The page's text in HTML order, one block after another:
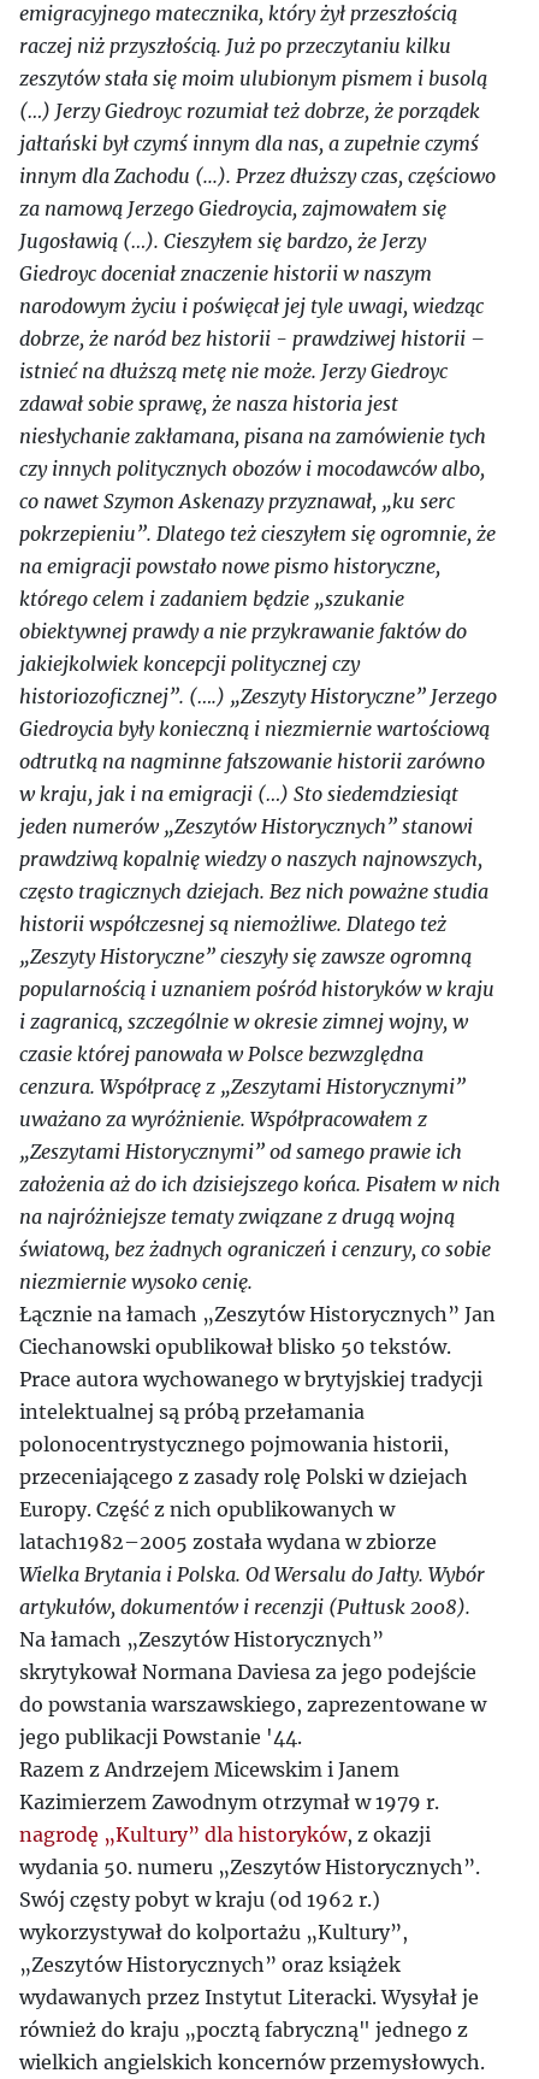
emigracyjnego matecznika, który żył przeszłością
raczej niż przyszłością. Już po przeczytaniu kilku
zeszytów stała się moim ulubionym pismem i busolą
(…) Jerzy Giedroyc rozumiał też dobrze, że porządek
jałtański był czymś innym dla nas, a zupełnie czymś
innym dla Zachodu (...). Przez dłuższy czas, częściowo
za namową Jerzego Giedroycia, zajmowałem się
Jugosławią (…). Cieszyłem się bardzo, że Jerzy
Giedroyc doceniał znaczenie historii w naszym
narodowym życiu i poświęcał jej tyle uwagi, wiedząc
dobrze, że naród bez historii - prawdziwej historii –
istnieć na dłuższą metę nie może. Jerzy Giedroyc
zdawał sobie sprawę, że nasza historia jest
niesłychanie zakłamana, pisana na zamówienie tych
czy innych politycznych obozów i mocodawców albo,
co nawet Szymon Askenazy przyznawał, „ku serc
pokrzepieniu”. Dlatego też cieszyłem się ogromnie, że
na emigracji powstało nowe pismo historyczne,
którego celem i zadaniem będzie „szukanie
obiektywnej prawdy a nie przykrawanie faktów do
jakiejkolwiek koncepcji politycznej czy
historiozoficznej”. (….) „Zeszyty Historyczne” Jerzego
Giedroycia były konieczną i niezmiernie wartościową
odtrutką na nagminne fałszowanie historii zarówno
w kraju, jak i na emigracji (…) Sto siedemdziesiąt
jeden numerów „Zeszytów Historycznych” stanowi
prawdziwą kopalnię wiedzy o naszych najnowszych,
często tragicznych dziejach. Bez nich poważne studia
historii współczesnej są niemożliwe. Dlatego też
„Zeszyty Historyczne” cieszyły się zawsze ogromną
popularnością i uznaniem pośród historyków w kraju
i zagranicą, szczególnie w okresie zimnej wojny, w
czasie której panowała w Polsce bezwzględna
cenzura. Współpracę z „Zeszytami Historycznymi”
uważano za wyróżnienie. Współpracowałem z
„Zeszytami Historycznymi” od samego prawie ich
założenia aż do ich dzisiejszego końca. Pisałem w nich
na najróżniejsze tematy związane z drugą wojną
światową, bez żadnych ograniczeń i cenzury, co sobie
niezmiernie wysoko cenię.
Łącznie na łamach „Zeszytów Historycznych” Jan
Ciechanowski opublikował blisko 50 tekstów.
Prace autora wychowanego w brytyjskiej tradycji
intelektualnej są próbą przełamania
polonocentrystycznego pojmowania historii,
przeceniającego z zasady rolę Polski w dziejach
Europy. Część z nich opublikowanych w
latach1982–2005 została wydana w zbiorze
Wielka Brytania i Polska. Od Wersalu do Jałty. Wybór
artykułów, dokumentów i recenzji (Pułtusk 2008).
Na łamach „Zeszytów Historycznych”
skrytykował Normana Daviesa za jego podejście
do powstania warszawskiego, zaprezentowane w
jego publikacji Powstanie '44.
Razem z Andrzejem Micewskim i Janem
Kazimierzem Zawodnym otrzymał w 1979 r.
nagrodę „Kultury” dla historyków, z okazji
wydania 50. numeru „Zeszytów Historycznych”.
Swój częsty pobyt w kraju (od 1962 r.)
wykorzystywał do kolportażu „Kultury”,
„Zeszytów Historycznych” oraz książek
wydawanych przez Instytut Literacki. Wysyłał je
również do kraju „pocztą fabryczną" jednego z
wielkich angielskich koncernów przemysłowych.